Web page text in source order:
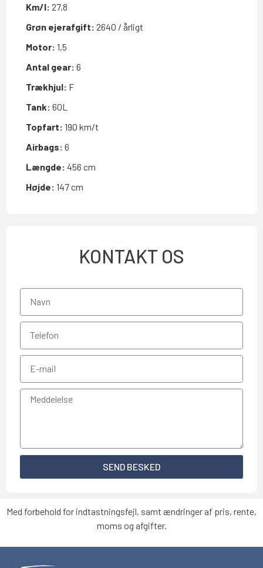
Km/l: 27,8
Grøn ejerafgift: 2640 / årligt
Motor: 1,5
Antal gear: 6
Trækhjul: F
Tank: 60L
Topfart: 190 km/t
Airbags: 6
Længde: 456 cm
Højde: 147 cm
KONTAKT OS
SEND BESKED
Med forbehold for indtastningsfejl, samt ændringer af pris, rente,
moms og afgifter.